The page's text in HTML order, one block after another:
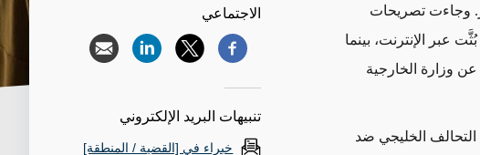
وجاءت تصريحات
عبر الإنترنت، بينما
وزارة الخارجية
الخليجي ضد
الاجتماعي
تنبيهات البريد الإلكتروني
خبراء في [القضية / المنطقة]